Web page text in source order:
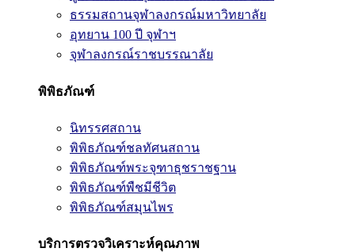
ธรรมสถานจุฬาลงกรณ์มหาวิทยาลัย
อุทยาน 100 ปี จุฬาฯ
จุฬาลงกรณ์ราชบรรณาลัย
พิพิธภัณฑ์
นิทรรศสถาน
พิพิธภัณฑ์ชลทัศนสถาน
พิพิธภัณฑ์พระจุฑาธุชราชฐาน
พิพิธภัณฑ์พืชมีชีวิต
พิพิธภัณฑ์สมุนไพร
บริการตรวจวิเคราะห์คุณภาพ